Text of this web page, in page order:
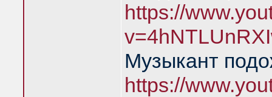
https://
Музыкант
https://